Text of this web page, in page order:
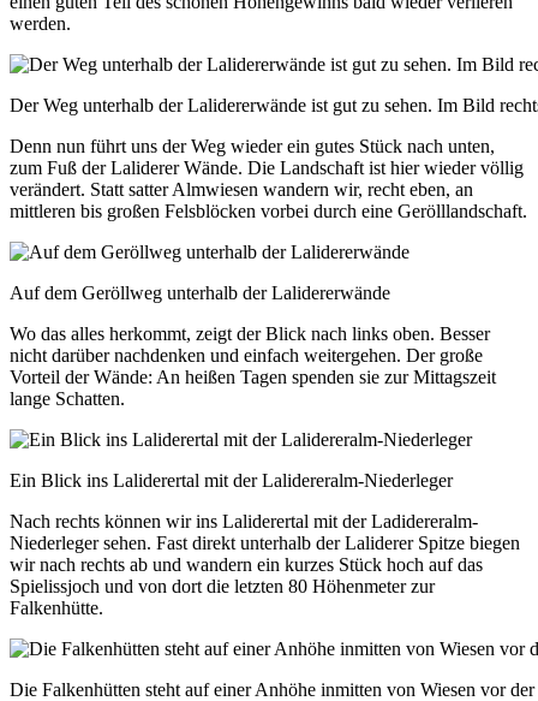
werden.
Der Weg unterhalb der Lalidererwände ist gut zu sehen. Im Bild
Denn nun führt uns der Weg wieder ein gutes Stück nach unten,
zum Fuß der Laliderer Wände. Die Landschaft ist hier wieder völlig
verändert. Statt satter Almwiesen wandern wir, recht eben, an
mittleren bis großen Felsblöcken vorbei durch eine Gerölllandschaft.
Auf dem Geröllweg unterhalb der Lalidererwände
Wo das alles herkommt, zeigt der Blick nach links oben. Besser
nicht darüber nachdenken und einfach weitergehen. Der große
Vorteil der Wände: An heißen Tagen spenden sie zur Mittagszeit
lange Schatten.
Ein Blick ins Laliderertal mit der Lalidereralm-Niederleger
Nach rechts können wir ins Laliderertal mit der Ladidereralm-
Niederleger sehen. Fast direkt unterhalb der Laliderer Spitze biegen
wir nach rechts ab und wandern ein kurzes Stück hoch auf das
Spielissjoch und von dort die letzten 80 Höhenmeter zur
Falkenhütte.
Die Falkenhütten steht auf einer Anhöhe inmitten von Wiesen vor